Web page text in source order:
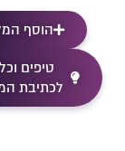
הוסף
טיפים
לכתיבת